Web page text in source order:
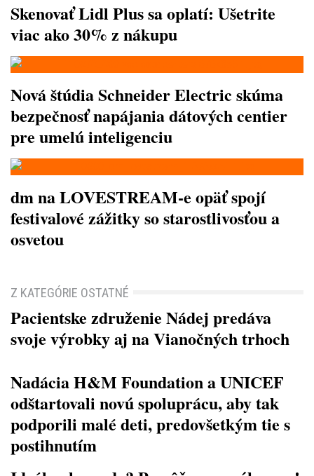
Skenovať Lidl Plus sa oplatí: Ušetrite
viac ako 30% z nákupu
Nová štúdia Schneider Electric skúma
bezpečnosť napájania dátových centier
pre umelú inteligenciu
dm na LOVESTREAM-e opäť spojí
festivalové zážitky so starostlivosťou a
osvetou
Z KATEGÓRIE OSTATNÉ
Pacientske združenie Nádej predáva
svoje výrobky aj na Vianočných trhoch
Nadácia H&M Foundation a UNICEF
odštartovali novú spoluprácu, aby tak
podporili malé deti, predovšetkým tie s
postihnutím